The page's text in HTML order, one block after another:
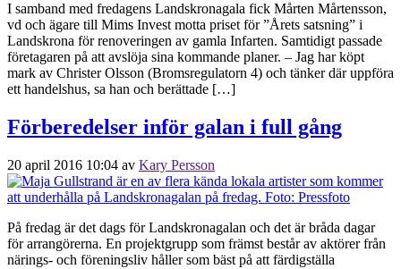
I samband med fredagens Landskronagala fick Mårten Mårtensson,
vd och ägare till Mims Invest motta priset för ”Årets satsning” i
Landskrona för renoveringen av gamla Infarten. Samtidigt passade
företagaren på att avslöja sina kommande planer. – Jag har köpt
mark av Christer Olsson (Bromsregulatorn 4) och tänker där uppföra
ett handelshus, sa han och berättade […]
Förberedelser inför galan i full gång
20 april 2016 10:04 av Kary Persson
På fredag är det dags för Landskronagalan och det är bråda dagar
för arrangörerna. En projektgrupp som främst består av aktörer från
närings- och föreningsliv håller som bäst på att färdigställa